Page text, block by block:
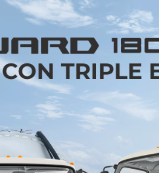
Camiones y
de vehículos de
27.6%, respecto al mismo
unidades, lo que